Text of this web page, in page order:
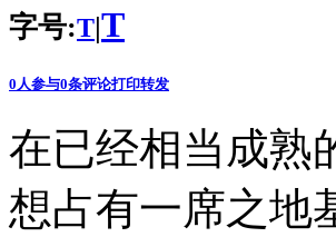
字号:T|T
0 人参与0条评论打印转发
在已经相当成熟
想占有一席之地